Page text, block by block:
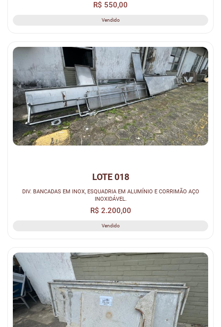
R$ 550,00
Vendido
LOTE 018
DIV. BANCADAS EM INOX, ESQUADRIA EM ALUMÍNIO E CORRIMÃO AÇO
INOXIDÁVEL.
R$ 2.200,00
Vendido